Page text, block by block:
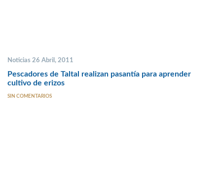
Noticias 26 Abril, 2011
Pescadores de Taltal realizan pasantía para aprender
cultivo de erizos
SIN COMENTARIOS